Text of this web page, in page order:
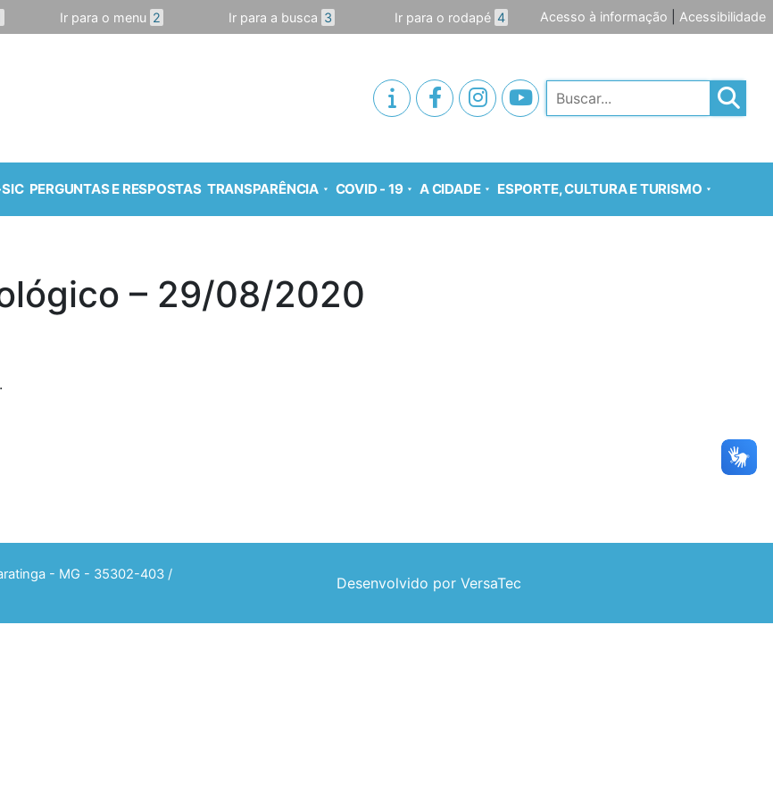
Ir para o menu 2 Ir para a busca 3 Ir para o rodapé 4 Acesso à informação Acessibilidade
Pesquisar
PERGUNTAS E RESPOSTAS TRANSPARÊNCIA COVID - 19 A CIDADE ESPORTE, CULTURA E TURISMO
– 29/08/2020
- MG - 35302-403 /
Desenvolvido por VersaTec